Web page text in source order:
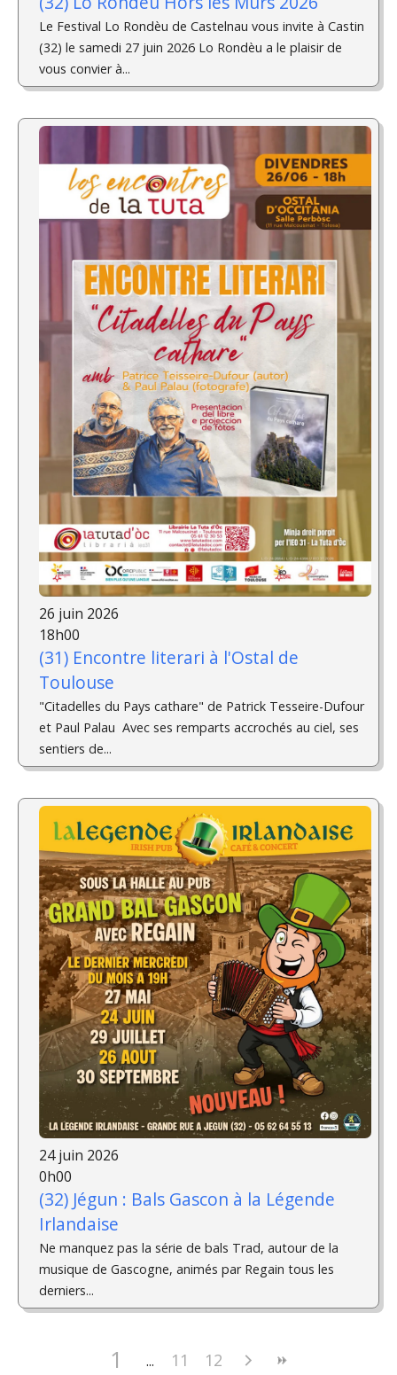
Le Festival Lo Rondèu de Castelnau vous invite à Castin
(32) le samedi 27 juin 2026 Lo Rondèu a le plaisir de
vous convier à...
26 juin 2026
18h00
(31) Encontre literari à l'Ostal de
Toulouse
"Citadelles du Pays cathare" de Patrick Tesseire-Dufour
et Paul Palau ­ Avec ses remparts accrochés au ciel, ses
sentiers de...
24 juin 2026
0h00
(32) Jégun : Bals Gascon à la Légende
Irlandaise
Ne manquez pas la série de bals Trad, autour de la
musique de Gascogne, animés par Regain tous les
derniers...
1 11 12